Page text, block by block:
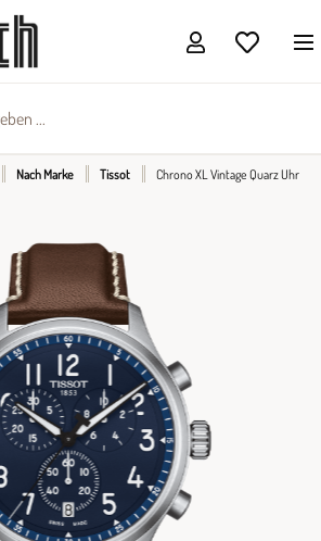
Nach Marke Tissot Chrono XL Vintage Quarz Uhr